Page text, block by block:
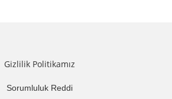
Gizlilik Politikamız
Sorumluluk Reddi